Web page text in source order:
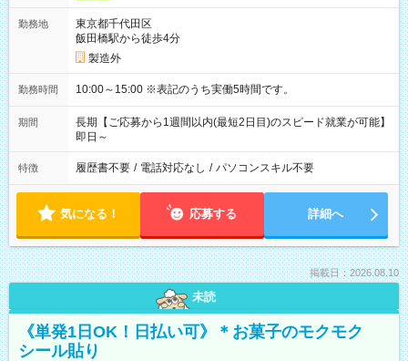
勤務地
東京都千代田区
飯田橋駅から徒歩4分
製造外
勤務時間 10:00～15:00 ※表記のうち実働5時間です。
期間
長期【ご応募から1週間以内(最短2日目)のスピード就業が可能】
即日～
特徴 履歴書不要 / 電話対応なし / パソコンスキル不要
気になる！ 応募する 詳細へ
掲載日：2026.08.10
未読
《単発1日OK！日払い可》＊お菓子のモクモク
シール貼り